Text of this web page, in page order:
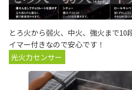
とろ火から弱火、中火、強火まで10
イマー付きなので安心です！
光火力センサー